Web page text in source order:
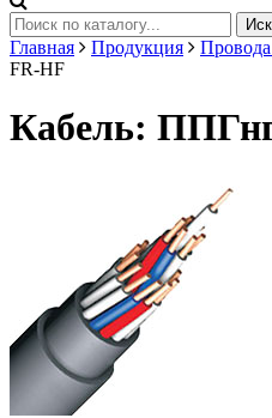
Главная Продукция
FR-HF
Кабель: